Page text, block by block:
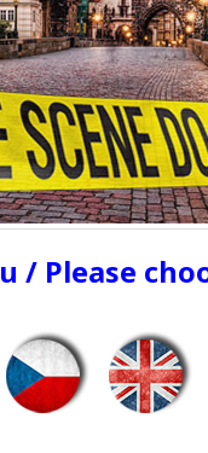
/ Please